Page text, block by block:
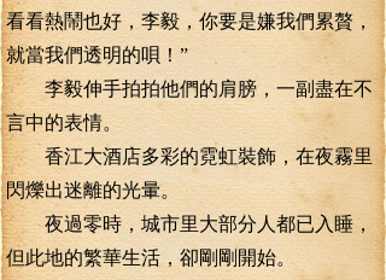
看看熱鬧也好，李毅，你要是嫌我們累贅，
就當我們透明的唄！”
李毅伸手拍拍他們的肩膀，一副盡在不
言中的表情。
香江大酒店多彩的霓虹裝飾，在夜霧里
閃爍出迷離的光暈。
夜過零時，城市里大部分人都已入睡，
但此地的繁華生活，卻剛剛開始。